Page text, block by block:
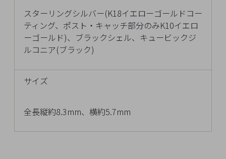
スターリングシルバー(K18イエローゴールドコー
ティング、ポスト・キャッチ部分のみK10イエロ
ーゴールド)、ブラックシェル、キュービックジ
ルコニア(ブラック)
サイズ
全長縦約8.3mm、横約5.7mm
近
チ
ク
し